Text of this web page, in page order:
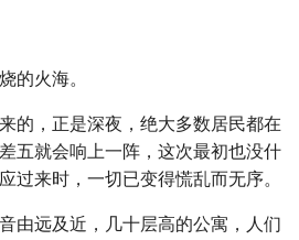
的火海。
的，正是深夜，绝大多数居民都在
五就会响上一阵，这次最初也没什
过来时，一切已变得慌乱而无序。
由远及近，几十层高的公寓，人们